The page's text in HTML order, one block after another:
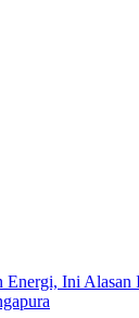
Energi, Ini Alasan